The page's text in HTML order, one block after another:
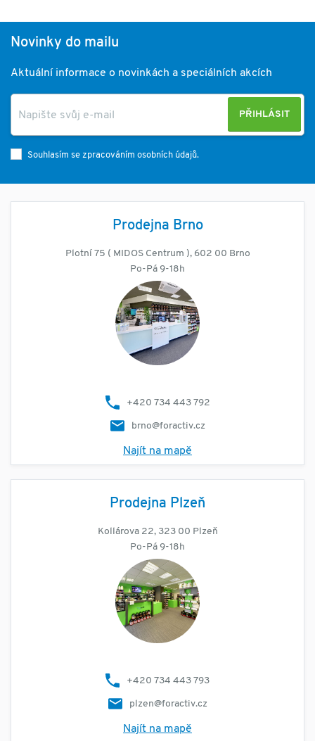
Novinky do mailu
Aktuální informace o novinkách a speciálních akcích
PŘIHLÁSIT
Souhlasím se zpracováním osobních údajů.
Prodejna Brno
Plotní 75 ( MIDOS Centrum ), 602 00 Brno
Po-Pá 9-18h
+420 734 443 792
brno@foractiv.cz
Najít na mapě
Prodejna Plzeň
Kollárova 22, 323 00 Plzeň
Po-Pá 9-18h
+420 734 443 793
plzen@foractiv.cz
Najít na mapě